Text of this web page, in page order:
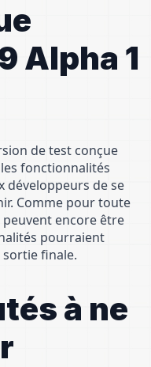
Alpha 1
de test conçue
fonctionnalités
développeurs de se
Comme pour toute
encore être
pourraient
finale.
à ne